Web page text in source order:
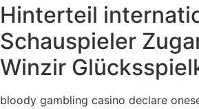
Hinterteil
Schauspieler
Winzir
bloody gambling casino declare